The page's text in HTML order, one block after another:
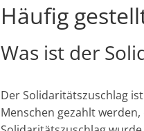
Häufig
Was ist der
Der Solidaritätszuschlag
Menschen gezahlt